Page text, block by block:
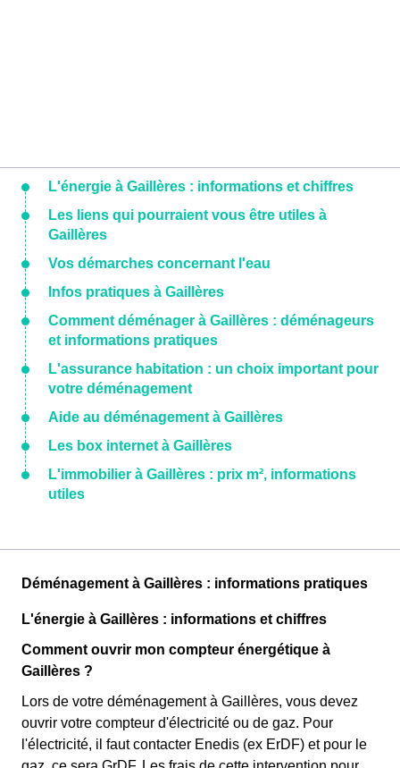
L'énergie à Gaillères : informations et chiffres
Les liens qui pourraient vous être utiles à
Gaillères
Vos démarches concernant l'eau
Infos pratiques à Gaillères
Comment déménager à Gaillères : déménageurs
et informations pratiques
L'assurance habitation : un choix important pour
votre déménagement
Aide au déménagement à Gaillères
Les box internet à Gaillères
L'immobilier à Gaillères : prix m², informations
utiles
Déménagement à Gaillères : informations pratiques
L'énergie à Gaillères : informations et chiffres
Comment ouvrir mon compteur énergétique à
Gaillères ?
Lors de votre déménagement à Gaillères, vous devez
ouvrir votre compteur d'électricité ou de gaz. Pour
l'électricité, il faut contacter Enedis (ex ErDF) et pour le